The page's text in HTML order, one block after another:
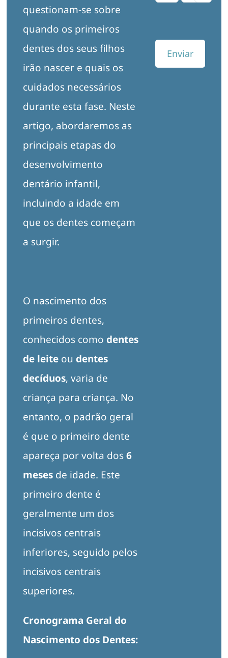
questionam-se sobre
quando os primeiros
dentes dos seus filhos
irão nascer e quais os
cuidados necessários
durante esta fase. Neste
artigo, abordaremos as
principais etapas do
desenvolvimento
dentário infantil,
incluindo a idade em
que os dentes começam
a surgir.
O nascimento dos
primeiros dentes,
conhecidos como dentes
de leiteou dentes
decíduos, varia de
criança para criança. No
entanto, o padrão geral
é que o primeiro dente
apareça por volta dos6
mesesde idade. Este
primeiro dente é
geralmente um dos
incisivos centrais
inferiores, seguido pelos
incisivos centrais
superiores.
Cronograma Geral do
Nascimento dos Dentes:
Enviar